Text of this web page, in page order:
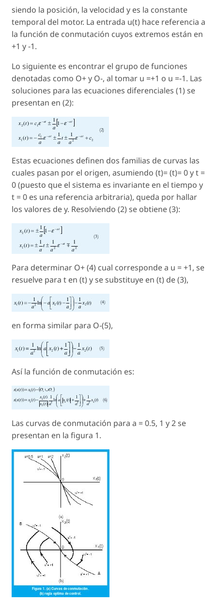
siendo la posición, la velocidad y es la constante
temporal del motor. La entrada u(t) hace referencia a
la función de conmutación cuyos extremos están en
+1 y -1.
Lo siguiente es encontrar el grupo de funciones
denotadas como O+ y O-, al tomar u =+1 o u =-1. Las
soluciones para las ecuaciones diferenciales (1) se
presentan en (2):
Estas ecuaciones definen dos familias de curvas las
cuales pasan por el origen, asumiendo (t)= (t)= 0 y t =
0 (puesto que el sistema es invariante en el tiempo y
t = 0 es una referencia arbitraria), queda por hallar
los valores de y. Resolviendo (2) se obtiene (3):
Para determinar O+ (4) cual corresponde a u = +1, se
resuelve para t en (t) y se substituye en (t) de (3),
en forma similar para O-(5),
Así la función de conmutación es:
Las curvas de conmutación para a = 0.5, 1 y 2 se
presentan en la figura 1.